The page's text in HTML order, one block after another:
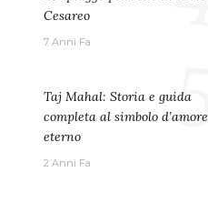
Cesareo
7 Anni Fa
Taj Mahal: Storia e guida
completa al simbolo d’amore
eterno
2 Anni Fa
5